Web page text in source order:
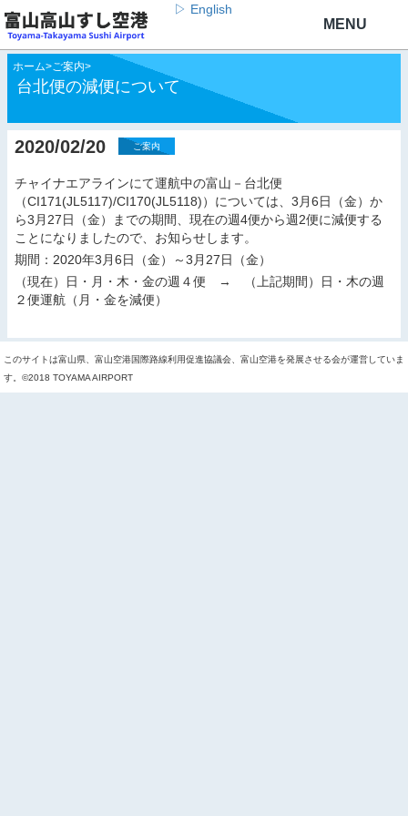
▷ English
ホーム>ご案内>
台北便の減便について
2020/02/20 ご案内
チャイナエアラインにて運航中の富山－台北便
（CI171(JL5117)/CI170(JL5118)）については、3月6日（金）か
ら3月27日（金）までの期間、現在の週4便から週2便に減便する
ことになりましたので、お知らせします。
期間：2020年3月6日（金）～3月27日（金）
（現在）日・月・木・金の週４便 → （上記期間）日・木の週
２便運航（月・金を減便）
このサイトは富山県、富山空港国際路線利用促進協議会、富山空港を発展させる会が運営していま
す。©2018 TOYAMA AIRPORT